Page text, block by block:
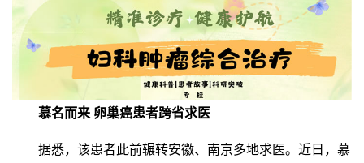
慕名而来 卵巢癌患者跨省求医
据悉，该患者此前辗转安徽、南京多地求医。近日，慕